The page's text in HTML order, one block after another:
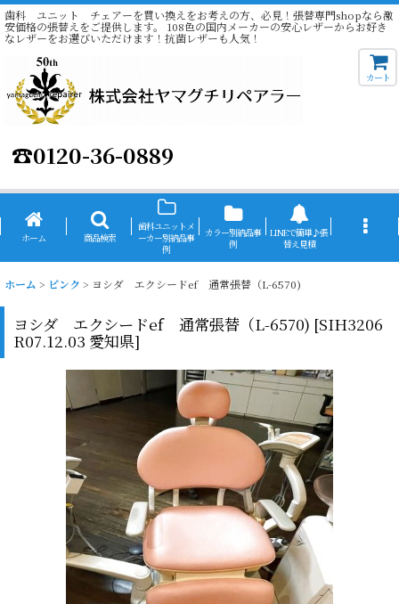
歯科 ユニット チェアーを買い換えをお考えの方、必見！張替専門shopなら激
安価格の張替えをご提供します。 108色の国内メーカーの安心レザーからお好き
なレザーをお選びいただけます！抗菌レザーも人気！
☎0120-36-0889
カート
ホーム 商品検索
歯科ユニットメ
ーカー別納品事
例
カラー別納品事
例
LINEで簡単♪張
替え見積
ホーム > ピンク > ヨシダ エクシードef 通常張替（L-6570)
ヨシダ エクシードef 通常張替（L-6570) [SIH3206
R07.12.03 愛知県]